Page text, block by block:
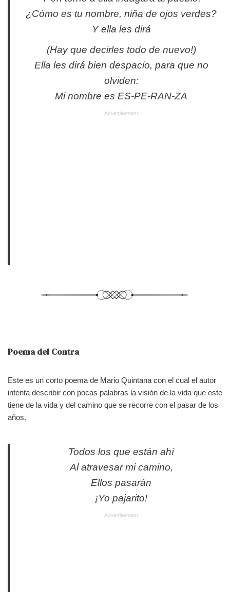
¿Cómo es tu nombre, niña de ojos verdes?
Y ella les dirá
(Hay que decirles todo de nuevo!)
Ella les dirá bien despacio, para que no
olviden:
Mi nombre es ES-PE-RAN-ZA
Advertisement
Poema del Contra
Este es un corto poema de Mario Quintana con el cual el autor
intenta describir con pocas palabras la visión de la vida que este
tiene de la vida y del camino que se recorre con el pasar de los
años.
Todos los que están ahí
Al atravesar mi camino,
Ellos pasarán
¡Yo pajarito!
Advertisement